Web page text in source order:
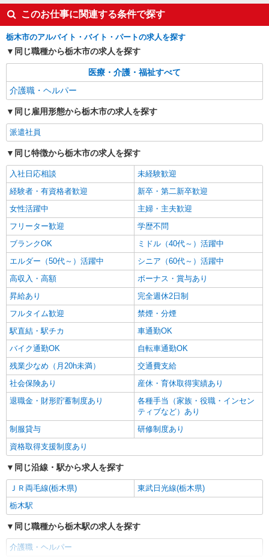
このお仕事に関連する条件で探す
栃木市のアルバイト・バイト・パートの求人を探す
同じ職種から栃木市の求人を探す
医療・介護・福祉すべて
介護職・ヘルパー
同じ雇用形態から栃木市の求人を探す
派遣社員
同じ特徴から栃木市の求人を探す
入社日応相談
未経験歓迎
経験者・有資格者歓迎
新卒・第二新卒歓迎
女性活躍中
主婦・主夫歓迎
フリーター歓迎
学歴不問
ブランクOK
ミドル（40代～）活躍中
エルダー（50代～）活躍中
シニア（60代～）活躍中
高収入・高額
ボーナス・賞与あり
昇給あり
完全週休2日制
フルタイム歓迎
禁煙・分煙
駅直結・駅チカ
車通勤OK
バイク通勤OK
自転車通勤OK
残業少なめ（月20h未満）
交通費支給
社会保険あり
産休・育休取得実績あり
退職金・財形貯蓄制度あり
各種手当（家族・役職・インセン
ティブなど）あり
制服貸与
研修制度あり
資格取得支援制度あり
同じ沿線・駅から求人を探す
ＪＲ両毛線(栃木県)
東武日光線(栃木県)
栃木駅
同じ職種から栃木駅の求人を探す
介護職・ヘルパー